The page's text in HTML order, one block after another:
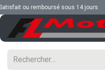
Se rendre au contenu
ou remboursé sous 14 jours